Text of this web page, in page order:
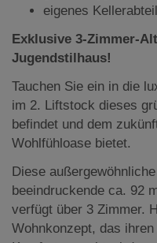
eigenes
Exklusive 3-Zimmer-
Jugendstilhaus!
Tauchen Sie ein in die
im 2. Liftstock dieses
befindet und dem
Wohlfühloase bietet.
Diese
beeindruckende ca. 92
verfügt über 3 Zimmer.
Wohnkonzept, das